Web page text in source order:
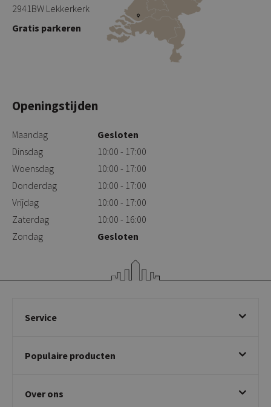
2941BW Lekkerkerk
Gratis parkeren
Openingstijden
Maandag
Gesloten
Dinsdag
10:00 - 17:00
Woensdag
10:00 - 17:00
Donderdag
10:00 - 17:00
Vrijdag
10:00 - 17:00
Zaterdag
10:00 - 16:00
Zondag
Gesloten
Service
Betalen & annuleren
Klachtafhandeling
Populaire producten
Draaibare eetkamerstoelen
Over ons